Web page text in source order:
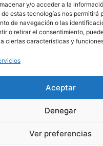
y/o acceder a la
estas tecnologías nos permitirá
de navegación o las
o retirar el consentimiento,
ciertas características y
Aceptar
Denegar
Ver preferencias
Cookies Aviso legal